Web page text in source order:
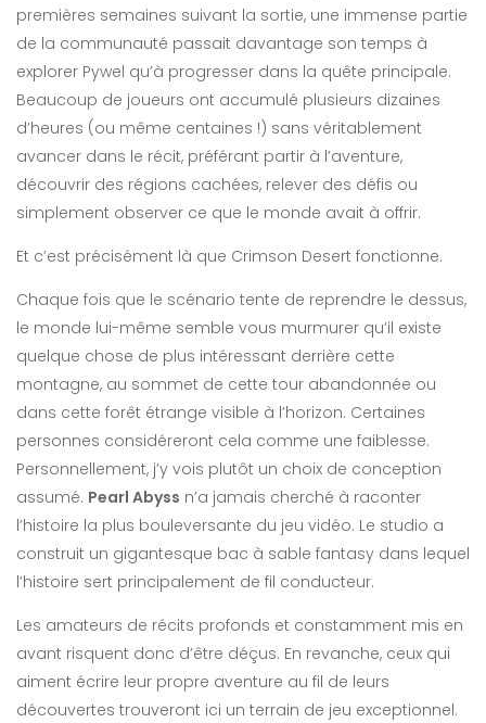
premières semaines suivant la sortie, une immense partie
de la communauté passait davantage son temps à
explorer Pywel qu’à progresser dans la quête principale.
Beaucoup de joueurs ont accumulé plusieurs dizaines
d’heures (ou même centaines !) sans véritablement
avancer dans le récit, préférant partir à l’aventure,
découvrir des régions cachées, relever des défis ou
simplement observer ce que le monde avait à offrir.
Et c’est précisément là que Crimson Desert fonctionne.
Chaque fois que le scénario tente de reprendre le dessus,
le monde lui-même semble vous murmurer qu’il existe
quelque chose de plus intéressant derrière cette
montagne, au sommet de cette tour abandonnée ou
dans cette forêt étrange visible à l’horizon. Certaines
personnes considéreront cela comme une faiblesse.
Personnellement, j’y vois plutôt un choix de conception
assumé. Pearl Abyss n’a jamais cherché à raconter
l’histoire la plus bouleversante du jeu vidéo. Le studio a
construit un gigantesque bac à sable fantasy dans lequel
l’histoire sert principalement de fil conducteur.
Les amateurs de récits profonds et constamment mis en
avant risquent donc d’être déçus. En revanche, ceux qui
aiment écrire leur propre aventure au fil de leurs
découvertes trouveront ici un terrain de jeu exceptionnel.